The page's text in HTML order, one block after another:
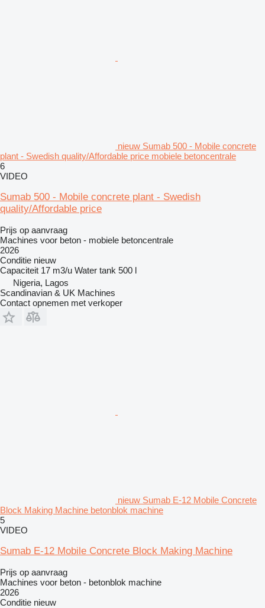
nieuw Sumab 500 - Mobile concrete
plant - Swedish quality/Affordable price mobiele betoncentrale
6
VIDEO
Sumab 500 - Mobile concrete plant - Swedish
quality/Affordable price
Prijs op aanvraag
Machines voor beton - mobiele betoncentrale
2026
Conditie nieuw
Capaciteit 17 m3/u Water tank 500 l
Nigeria, Lagos
Scandinavian & UK Machines
Contact opnemen met verkoper
nieuw Sumab E-12 Mobile Concrete
Block Making Machine betonblok machine
5
VIDEO
Sumab E-12 Mobile Concrete Block Making Machine
Prijs op aanvraag
Machines voor beton - betonblok machine
2026
Conditie nieuw